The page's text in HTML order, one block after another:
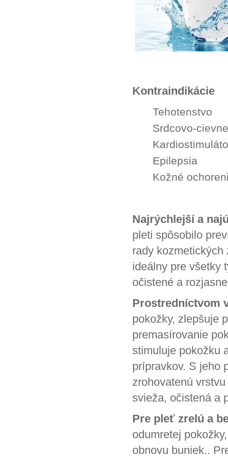
Kontraindikácie
Tehotenstvo
Srdcovo-
Epilepsia
Kožné
Najrýchlejší a
pleti spôsobilo
rady kozmetických
ideálny pre všetky
očistené a
Prostredníctvom
pokožky, zlepšuje
premasírovanie
stimuluje pokožku
prípravkov. S jeho
zrohovatenú
svieža, očistená a
Pre pleť zrelú a
odumretej
obnovu buniek..